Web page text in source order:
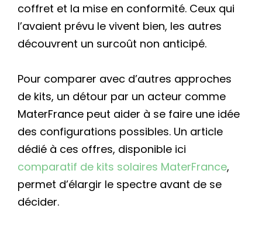
coffret et la mise en conformité. Ceux qui
l’avaient prévu le vivent bien, les autres
découvrent un surcoût non anticipé.
Pour comparer avec d’autres approches
de kits, un détour par un acteur comme
MaterFrance peut aider à se faire une idée
des configurations possibles. Un article
dédié à ces offres, disponible ici
comparatif de kits solaires MaterFrance,
permet d’élargir le spectre avant de se
décider.